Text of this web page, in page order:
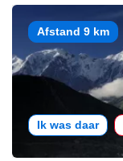
Afstand 9 km
Ik was daar